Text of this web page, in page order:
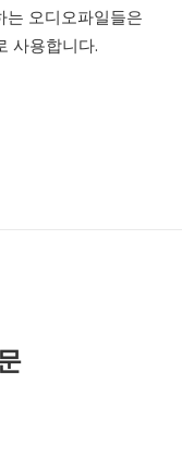
는 오디오파일들은
사용합니다.